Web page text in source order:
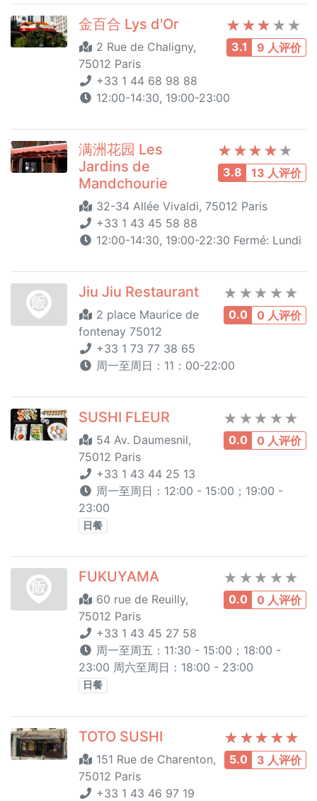
3.1 9 人评价
金百合 Lys d'Or
2 Rue de Chaligny,
75012 Paris
+33 1 44 68 98 88
12:00-14:30, 19:00-23:00
3.8 13 人评价
满洲花园 Les
Jardins de
Mandchourie
32-34 Allée Vivaldi, 75012 Paris
+33 1 43 45 58 88
12:00-14:30, 19:00-22:30 Fermé: Lundi
0.0 0 人评价
Jiu Jiu Restaurant
2 place Maurice de
fontenay 75012
+33 1 73 77 38 65
周一至周日：11：00-22:00
0.0 0 人评价
SUSHI FLEUR
54 Av. Daumesnil,
75012 Paris
+33 1 43 44 25 13
周一至周日：12:00 - 15:00；19:00 -
23:00
日餐
0.0 0 人评价
FUKUYAMA
60 rue de Reuilly,
75012 Paris
+33 1 43 45 27 58
周一至周五：11:30 - 15:00；18:00 -
23:00 周六至周日：18:00 - 23:00
日餐
5.0 3 人评价
TOTO SUSHI
151 Rue de Charenton,
75012 Paris
+33 1 43 46 97 19